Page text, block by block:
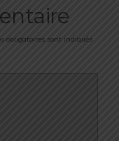
obligatoires sont indiqués